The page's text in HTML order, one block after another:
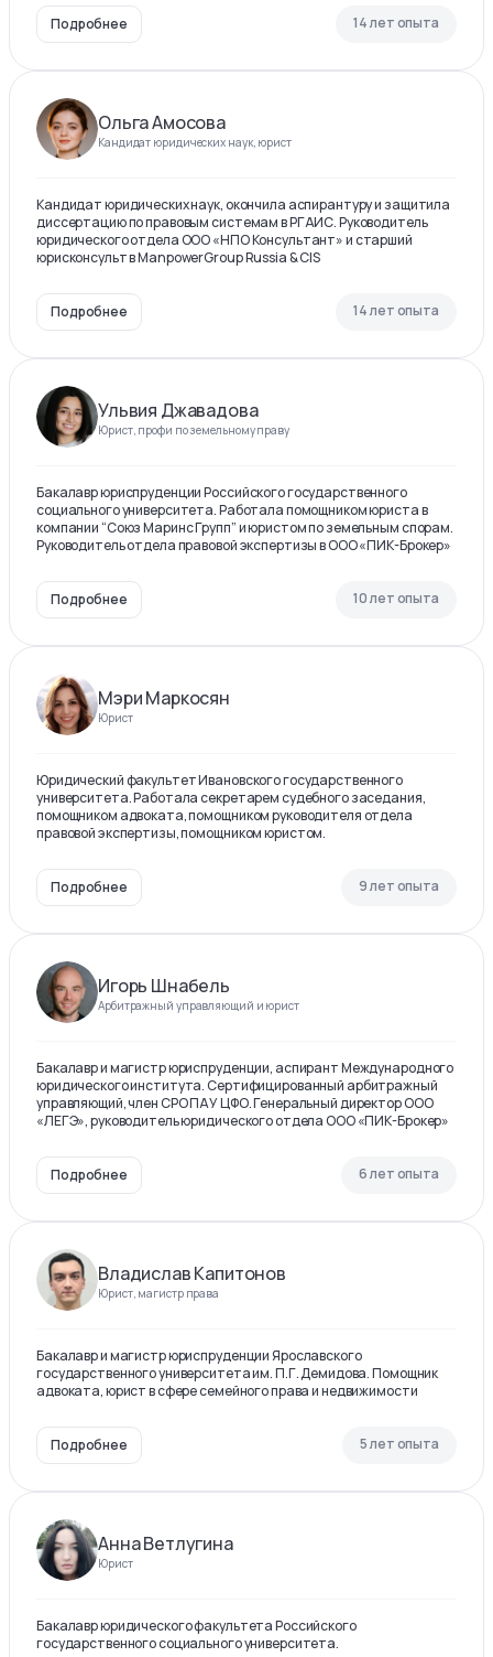
Подробнее 14 лет опыта
Ольга Амосова
Кандидат юридических наук, юрист
Кандидат юридических наук, окончила аспирантуру и защитила
диссертацию по правовым системам в РГАИС. Руководитель
юридического отдела ООО «НПО Консультант» и старший
юрисконсульт в ManpowerGroup Russia & CIS
Подробнее 14 лет опыта
Ульвия Джавадова
Юрист, профи по земельному праву
Бакалавр юриспруденции Российского государственного
социального университета. Работала помощником юриста в
компании “Союз Маринс Групп” и юристом по земельным спорам.
Руководитель отдела правовой экспертизы в ООО «ПИК-Брокер»
Подробнее 10 лет опыта
Мэри Маркосян
Юрист
Юридический факультет Ивановского государственного
университета. Работала секретарем судебного заседания,
помощником адвоката, помощником руководителя отдела
правовой экспертизы, помощником юристом.
Подробнее 9 лет опыта
Игорь Шнабель
Арбитражный управляющий и юрист
Бакалавр и магистр юриспруденции, аспирант Международного
юридического института. Сертифицированный арбитражный
управляющий, член СРО ПАУ ЦФО. Генеральный директор ООО
«ЛЕГЭ», руководитель юридического отдела ООО «ПИК-Брокер»
Подробнее 6 лет опыта
Владислав Капитонов
Юрист, магистр права
Бакалавр и магистр юриспруденции Ярославского
государственного университета им. П.Г. Демидова. Помощник
адвоката, юрист в сфере семейного права и недвижимости
Подробнее 5 лет опыта
Анна Ветлугина
Юрист
Бакалавр юридического факультета Российского
государственного социального университета.